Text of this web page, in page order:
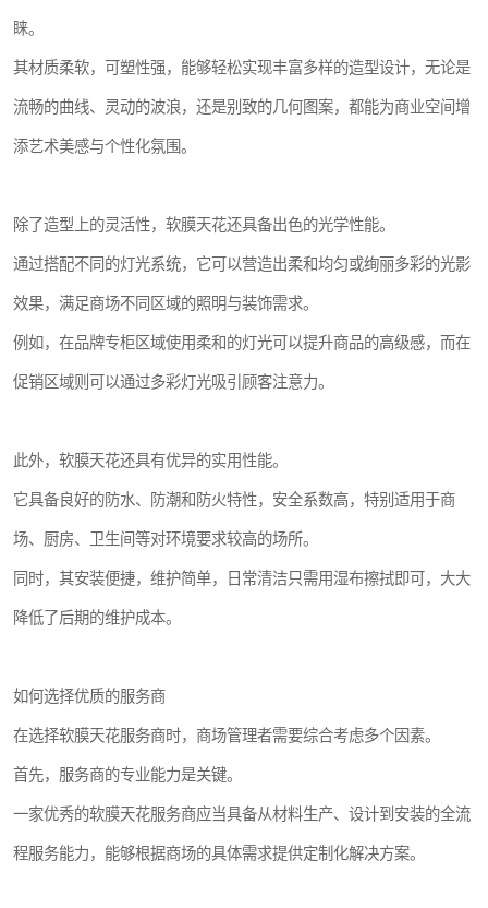
睐。
其材质柔软，可塑性强，能够轻松实现丰富多样的造型设计，无论是
流畅的曲线、灵动的波浪，还是别致的几何图案，都能为商业空间增
添艺术美感与个性化氛围。
除了造型上的灵活性，软膜天花还具备出色的光学性能。
通过搭配不同的灯光系统，它可以营造出柔和均匀或绚丽多彩的光影
效果，满足商场不同区域的照明与装饰需求。
例如，在品牌专柜区域使用柔和的灯光可以提升商品的高级感，而在
促销区域则可以通过多彩灯光吸引顾客注意力。
此外，软膜天花还具有优异的实用性能。
它具备良好的防水、防潮和防火特性，安全系数高，特别适用于商
场、厨房、卫生间等对环境要求较高的场所。
同时，其安装便捷，维护简单，日常清洁只需用湿布擦拭即可，大大
降低了后期的维护成本。
如何选择优质的服务商
在选择软膜天花服务商时，商场管理者需要综合考虑多个因素。
首先，服务商的专业能力是关键。
一家优秀的软膜天花服务商应当具备从材料生产、设计到安装的全流
程服务能力，能够根据商场的具体需求提供定制化解决方案。